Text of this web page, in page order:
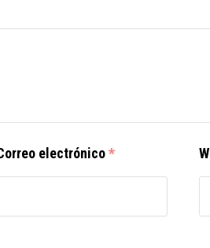
electrónico*